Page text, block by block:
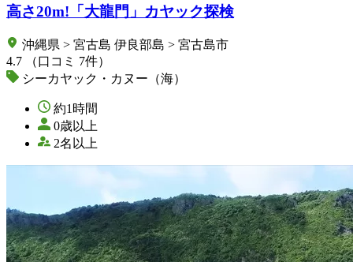
高さ20m!「大龍門」カヤック探検
沖縄県 > 宮古島 伊良部島 > 宮古島市
4.7
（口コミ 7件）
シーカヤック・カヌー（海）
約1時間
0歳以上
2名以上